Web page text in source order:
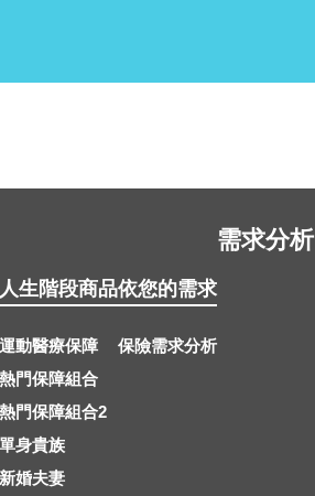
人生階段商品
運動醫療保障
熱門保障組合
熱門保障組合2
單身貴族
新婚夫妻
依您的需求
保險需求分析
需求分析